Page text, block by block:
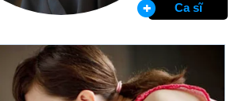
Ca sĩ